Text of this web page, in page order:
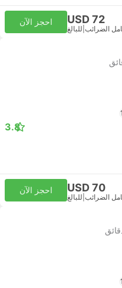
USD 72
الضرائب للبالغ
احجز الآن
3.8
USD 70
الضرائب للبالغ
احجز الآن